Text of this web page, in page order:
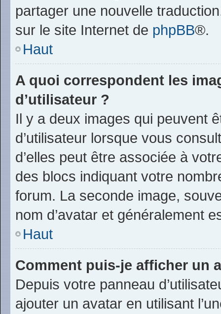
partager une nouvelle
sur le site Internet de phpBB®.
Haut
A quoi correspondent les
d’utilisateur ?
Il y a deux images qui peuvent
d’utilisateur lorsque vous
d’elles peut être associée à
des blocs indiquant votre
forum. La seconde image,
nom d’avatar et généralement
Haut
Comment puis-je afficher un
Depuis votre panneau
ajouter un avatar en utilisant